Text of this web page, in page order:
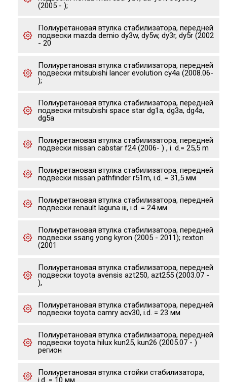
(2005 - );
Полиуретановая втулка стабилизатора, передней
подвески mazda demio dy3w, dy5w, dy3r, dy5r (2002
- 20
Полиуретановая втулка стабилизатора, передней
подвески mitsubishi lancer evolution cy4a (2008.06-
);
Полиуретановая втулка стабилизатора, передней
подвески mitsubishi space star dg1a, dg3a, dg4a,
dg5a
Полиуретановая втулка стабилизатора, передней
подвески nissan cabstar f24 (2006- ) , i. d.= 25,5 m
Полиуретановая втулка стабилизатора, передней
подвески nissan pathfinder r51m, i.d. = 31,5 мм
Полиуретановая втулка стабилизатора, передней
подвески renault laguna iii, i.d. = 24 мм
Полиуретановая втулка стабилизатора, передней
подвески ssang yong kyron (2005 - 2011); rexton
(2001
Полиуретановая втулка стабилизатора, передней
подвески toyota avensis azt250, azt255 (2003.07 -
),
Полиуретановая втулка стабилизатора, передней
подвески toyota camry acv30, i.d. = 23 мм
Полиуретановая втулка стабилизатора, передней
подвески toyota hilux kun25, kun26 (2005.07 - )
регион
Полиуретановая втулка стойки стабилизатора,
i.d. = 10 мм